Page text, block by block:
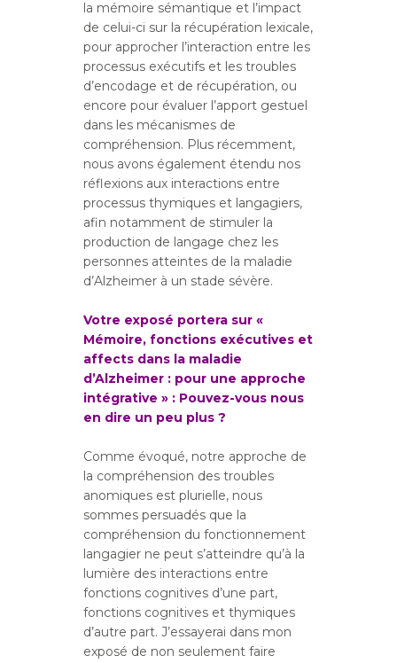
la mémoire sémantique et l’impact
de celui-ci sur la récupération lexicale,
pour approcher l’interaction entre les
processus exécutifs et les troubles
d’encodage et de récupération, ou
encore pour évaluer l’apport gestuel
dans les mécanismes de
compréhension. Plus récemment,
nous avons également étendu nos
réflexions aux interactions entre
processus thymiques et langagiers,
afin notamment de stimuler la
production de langage chez les
personnes atteintes de la maladie
d’Alzheimer à un stade sévère.
Votre exposé portera sur «
Mémoire, fonctions exécutives et
affects dans la maladie
d’Alzheimer : pour une approche
intégrative » : Pouvez-vous nous
en dire un peu plus ?
Comme évoqué, notre approche de
la compréhension des troubles
anomiques est plurielle, nous
sommes persuadés que la
compréhension du fonctionnement
langagier ne peut s’atteindre qu’à la
lumière des interactions entre
fonctions cognitives d’une part,
fonctions cognitives et thymiques
d’autre part. J’essayerai dans mon
exposé de non seulement faire